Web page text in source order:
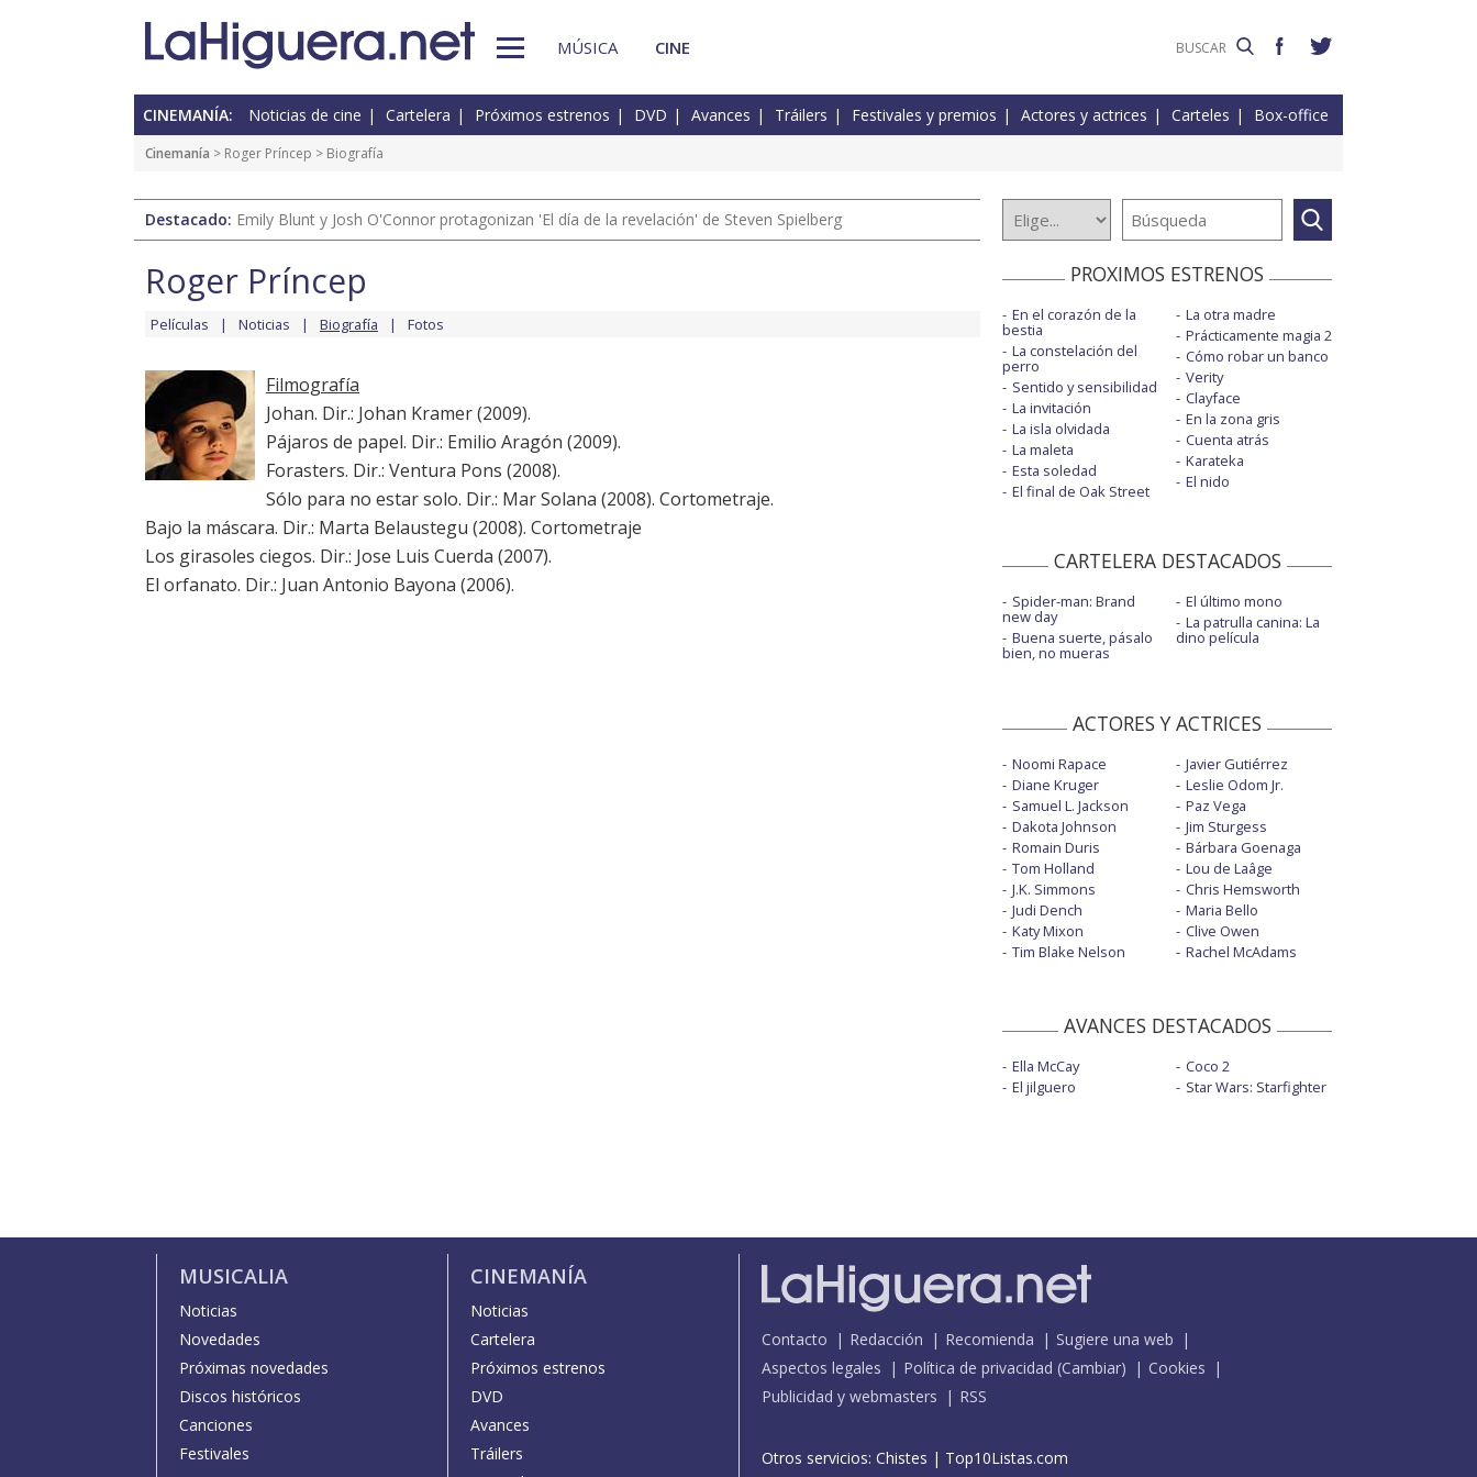
MÚSICA CINE
CINEMANÍA: Noticias de cine Cartelera Próximos estrenos DVD Avances Tráilers Festivales y premios Actores y actrices Carteles Box-office
Cinemanía > Roger Príncep > Biografía
Destacado: Emily Blunt y Josh O'Connor protagonizan 'El día de la revelación' de Steven Spielberg
Roger Príncep
Películas Noticias Biografía Fotos
Filmografía
Johan. Dir.: Johan Kramer (2009).
Pájaros de papel. Dir.: Emilio Aragón (2009).
Forasters. Dir.: Ventura Pons (2008).
Sólo para no estar solo. Dir.: Mar Solana (2008). Cortometraje.
Bajo la máscara. Dir.: Marta Belaustegu (2008). Cortometraje
Los girasoles ciegos. Dir.: Jose Luis Cuerda (2007).
El orfanato. Dir.: Juan Antonio Bayona (2006).
PROXIMOS ESTRENOS
En el corazón de la
bestia
La constelación del
perro
Sentido y sensibilidad
La invitación
La isla olvidada
La maleta
Esta soledad
El final de Oak Street
La otra madre
Prácticamente magia 2
Cómo robar un banco
Verity
Clayface
En la zona gris
Cuenta atrás
Karateka
El nido
CARTELERA DESTACADOS
Spider-man: Brand
new day
Buena suerte, pásalo
bien, no mueras
El último mono
La patrulla canina: La
dino película
ACTORES Y ACTRICES
Noomi Rapace
Diane Kruger
Samuel L. Jackson
Dakota Johnson
Romain Duris
Tom Holland
J.K. Simmons
Judi Dench
Katy Mixon
Tim Blake Nelson
Javier Gutiérrez
Leslie Odom Jr.
Paz Vega
Jim Sturgess
Bárbara Goenaga
Lou de Laâge
Chris Hemsworth
Maria Bello
Clive Owen
Rachel McAdams
AVANCES DESTACADOS
Ella McCay
El jilguero
Coco 2
Star Wars: Starfighter
MUSICALIA
Noticias
Novedades
Próximas novedades
Discos históricos
Canciones
Festivales
CINEMANÍA
Noticias
Cartelera
Próximos estrenos
DVD
Avances
Tráilers
Contacto Redacción Recomienda
Sugiere una web
Aspectos legales
Política de privacidad (Cambiar)
Cookies
Publicidad y webmasters
RSS
Otros servicios: Chistes | Top10Listas.com